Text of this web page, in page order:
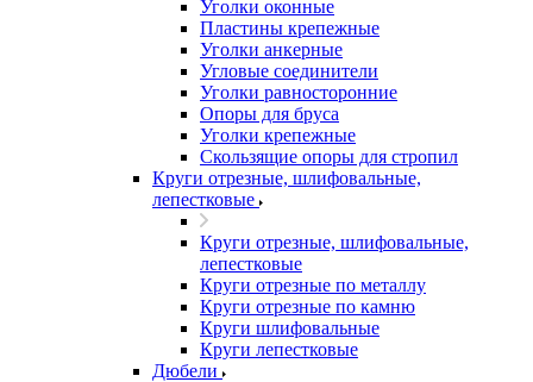
Уголки оконные
Пластины крепежные
Уголки анкерные
Угловые соединители
Уголки равносторонние
Опоры для бруса
Уголки крепежные
Скользящие опоры для стропил
Круги отрезные, шлифовальные,
лепестковые
Круги отрезные, шлифовальные,
лепестковые
Круги отрезные по металлу
Круги отрезные по камню
Круги шлифовальные
Круги лепестковые
Дюбели